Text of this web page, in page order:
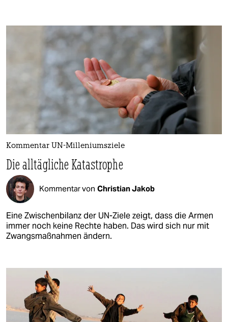
Kommentar UN-Milleniumsziele
Die alltägliche Katastrophe
Kommentar von Christian Jakob
Eine Zwischenbilanz der UN-Ziele zeigt, dass die Armen
immer noch keine Rechte haben. Das wird sich nur mit
Zwangsmaßnahmen ändern.